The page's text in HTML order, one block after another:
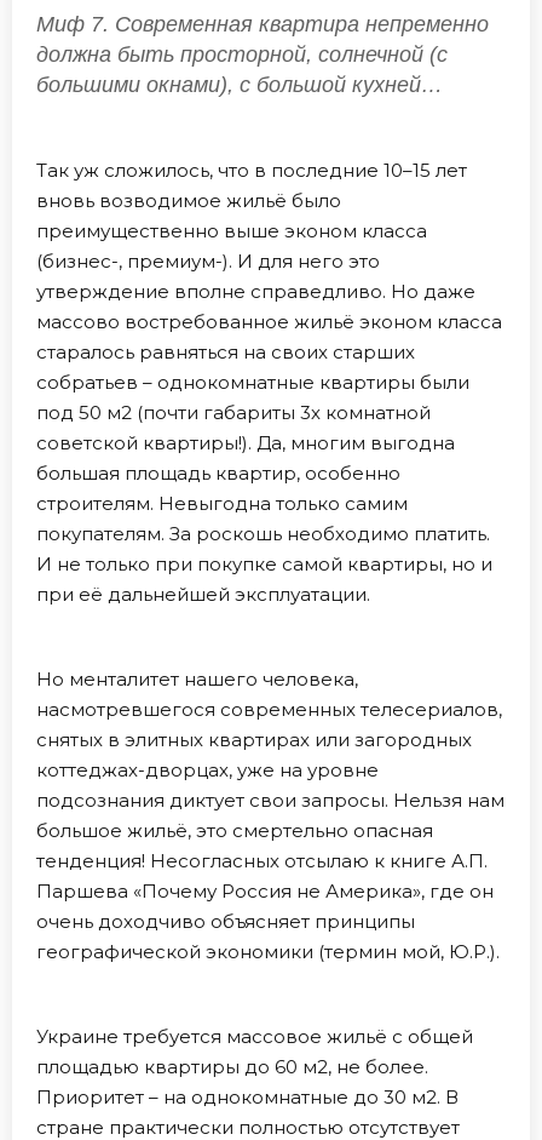
Миф 7. Современная квартира непременно
должна быть просторной, солнечной (с
большими окнами), с большой кухней…
Так уж сложилось, что в последние 10–15 лет
вновь возводимое жильё было
преимущественно выше эконом класса
(бизнес-, премиум-). И для него это
утверждение вполне справедливо. Но даже
массово востребованное жильё эконом класса
старалось равняться на своих старших
собратьев – однокомнатные квартиры были
под 50 м2 (почти габариты 3х комнатной
советской квартиры!). Да, многим выгодна
большая площадь квартир, особенно
строителям. Невыгодна только самим
покупателям. За роскошь необходимо платить.
И не только при покупке самой квартиры, но и
при её дальнейшей эксплуатации.
Но менталитет нашего человека,
насмотревшегося современных телесериалов,
снятых в элитных квартирах или загородных
коттеджах-дворцах, уже на уровне
подсознания диктует свои запросы. Нельзя нам
большое жильё, это смертельно опасная
тенденция! Несогласных отсылаю к книге А.П.
Паршева «Почему Россия не Америка», где он
очень доходчиво объясняет принципы
географической экономики (термин мой, Ю.Р.).
Украине требуется массовое жильё с общей
площадью квартиры до 60 м2, не более.
Приоритет – на однокомнатные до 30 м2. В
стране практически полностью отсутствует